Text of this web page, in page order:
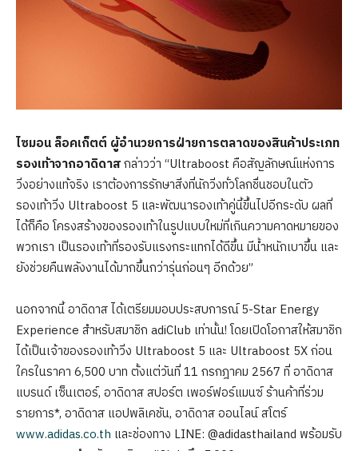
ไซมอน ล็อคเก็ตต์ ผู้อำนวยการฝ่ายการตลาดของสินค้าประเภท
รองเท้าจากอาดิดาสกล่าวว่า “Ultraboost คือสัญลักษณ์แห่งการ
วิ่งอย่างแท้จริง เราต้องการรักษาสิ่งที่นักวิ่งทั่วโลกชื่นชอบในตัว
รองเท้าวิ่ง Ultraboost 5 และพัฒนารองเท้าคู่นี้ขึ้นไปอีกระดับ ผลที่
ได้ก็คือ โครงสร้างของรองเท้าในรูปแบบใหม่ที่เกินความคาดหมายของ
พวกเรา เป็นรองเท้าที่รองรับแรงกระแทกได้ดีขึ้น มีน้ำหนักเบาขึ้น และ
ยังช่วยคืนพลังงานได้มากขึ้นกว่ารุ่นก่อนๆ อีกด้วย”
นอกจากนี้ อาดิดาส ได้เตรียมมอบประสบการณ์ 5-Star Energy
Experience สำหรับสมาชิก adiClub เท่านั้น! โดยเปิดโอกาสให้สมาชิก
ได้เป็นเจ้าของรองเท้าวิ่ง Ultraboost 5 และ Ultraboost 5X ก่อน
ใครในราคา 6,500 บาท ตั้งแต่วันที่ 11 กรกฎาคม 2567 ที่ อาดิดาส
แบรนด์ เซ็นเตอร์, อาดิดาส สปอร์ต เพอร์ฟอร์แมนซ์ ร้านค้าที่ร่วม
รายการ*, อาดิดาส แอปพลิเคชัน, อาดิดาส ออนไลน์ สโตร์
www.adidas.co.th และช่องทาง LINE: @adidasthailand พร้อมรับ